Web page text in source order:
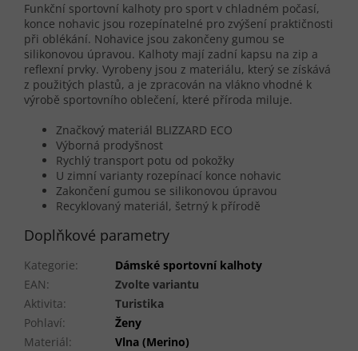
Funkční sportovní kalhoty pro sport v chladném počasí,
konce nohavic jsou rozepínatelné pro zvýšení praktičnosti
při oblékání. Nohavice jsou zakončeny gumou se
silikonovou úpravou. Kalhoty mají zadní kapsu na zip a
reflexní prvky. Vyrobeny jsou z materiálu, který se získává
z použitých plastů, a je zpracován na vlákno vhodné k
výrobě sportovního oblečení, které příroda miluje.
Značkový materiál BLIZZARD ECO
Výborná prodyšnost
Rychlý transport potu od pokožky
U zimní varianty rozepínací konce nohavic
Zakončení gumou se silikonovou úpravou
Recyklovaný materiál, šetrný k přírodě
Doplňkové parametry
Kategorie:
Dámské sportovní kalhoty
EAN:
Zvolte variantu
Aktivita:
Turistika
Pohlaví:
Ženy
Materiál:
Vlna (Merino)